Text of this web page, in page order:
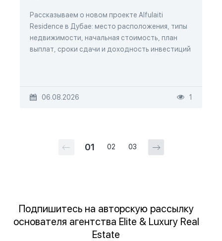
Рассказываем о новом проекте Alfulaiti
Residence в Дубае: место расположения, типы
недвижимости, начальная стоимость, план
выплат, сроки сдачи и доходность инвестиций
06.08.2026 1
01 02 03
Подпишитесь на авторскую рассылку
основателя агентства Elite & Luxury Real
Estate